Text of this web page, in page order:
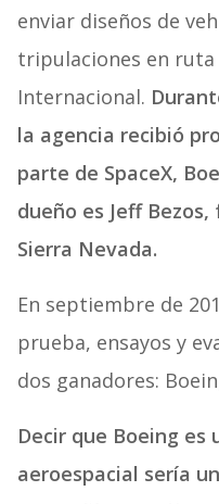
enviar diseños de
tripulaciones en ruta
Internacional.
la agencia recibió
parte de SpaceX,
dueño es Jeff
Sierra Nevada.
En septiembre de
prueba, ensayos y
dos ganadores:
Decir que Boeing
aeroespacial sería